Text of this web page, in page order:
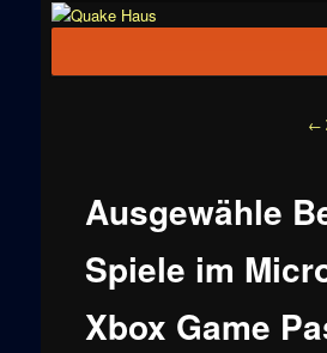
News zu
←
Ausgewähle
Spiele im
Xbox Game